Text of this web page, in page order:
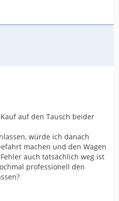
auf den Tausch beider
würde ich danach
machen und den Wagen
auch tatsächlich weg ist
professionell den